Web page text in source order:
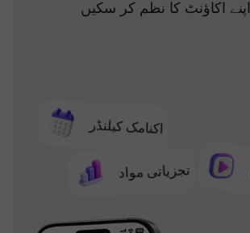
اکنامک کیلنڈر
تجزیاتی مواد
اکاؤنٹ کا نظم کر سکیں